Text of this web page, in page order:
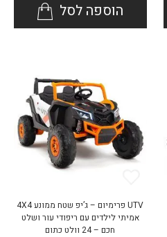
הוספה לסל
UTV פרימיום – ג’יפ שטח ממונע 4X4
אמיתי לילדים עם ריפודי עור ושלט
חכם – 24 וולט כתום